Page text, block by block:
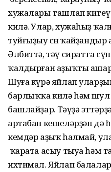
хужалары ташлап
килә. Улар, хужаһыҙ
туйғыҙыу өсөн
Әлбиттә, тәү сиратта
ҡалдырған аҙыҡты
Шуға күрә яйлап
барлыҡҡа килә һәм
башлайҙар. Тәүҙә
артабан кешеләрҙән дә
кемдәр аҙыҡ һалмай,
ҡарата асыу тыуа һәм
ихтимал. Яйлап